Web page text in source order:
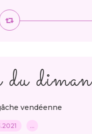
vendéenne
…